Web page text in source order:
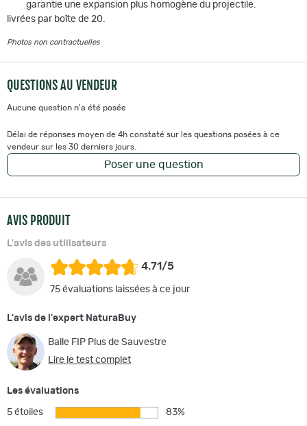
garantie une expansion plus homogène du projectile.
livrées par boîte de 20.
Photos non contractuelles
QUESTIONS AU VENDEUR
Aucune question n'a été posée
Délai de réponses moyen de 4h constaté sur les questions posées à ce
vendeur sur les 30 derniers jours.
Poser une question
AVIS PRODUIT
L'avis des utilisateurs
4.71/5
75 évaluations laissées à ce jour
L'avis de l'expert NaturaBuy
Balle FIP Plus de Sauvestre
Lire le test complet
Les évaluations
5 étoiles 83%